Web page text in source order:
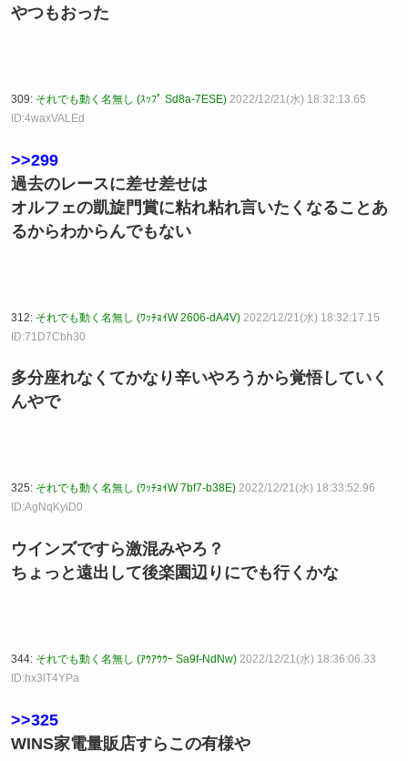
やつもおった
309: それでも動く名無し (ｽｯﾌﾟ Sd8a-7ESE) 2022/12/21(水) 18:32:13.65
ID:4waxVALEd
>>299
過去のレースに差せ差せは
オルフェの凱旋門賞に粘れ粘れ言いたくなることあ
るからわからんでもない
312: それでも動く名無し (ﾜｯﾁｮｲW 2606-dA4V) 2022/12/21(水) 18:32:17.15
ID:71D7Cbh30
多分座れなくてかなり辛いやろうから覚悟していく
んやで
325: それでも動く名無し (ﾜｯﾁｮｲW 7bf7-b38E) 2022/12/21(水) 18:33:52.96
ID:AgNqKyiD0
ウインズですら激混みやろ？
ちょっと遠出して後楽園辺りにでも行くかな
344: それでも動く名無し (ｱｳｱｳｳｰ Sa9f-NdNw) 2022/12/21(水) 18:36:06.33
ID:hx3lT4YPa
>>325
WINS家電量販店すらこの有様や